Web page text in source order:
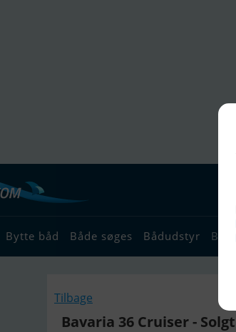
Bytte båd Både søges Bådudstyr
Tilbage
Bavaria 36 Cruiser -